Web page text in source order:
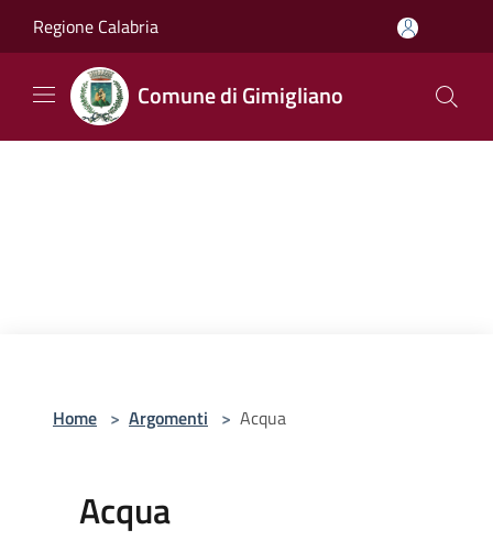
Regione Calabria
Comune di Gimigliano
Home > Argomenti > Acqua
Acqua